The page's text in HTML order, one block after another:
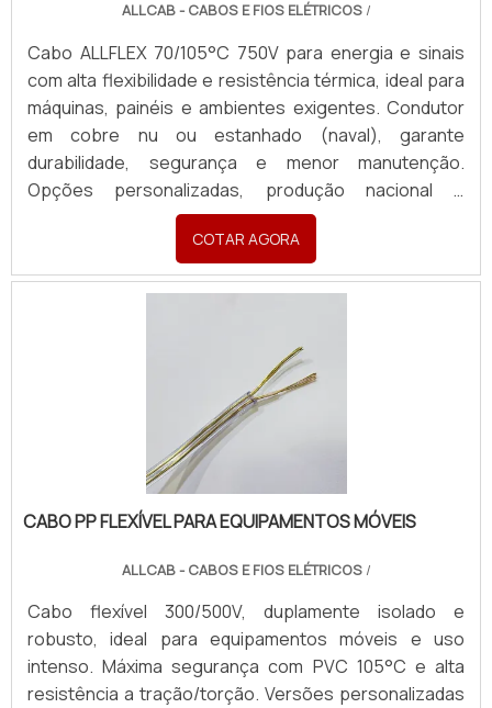
ALLCAB - CABOS E FIOS ELÉTRICOS/
Cabo ALLFLEX 70/105°C 750V para energia e sinais
com alta flexibilidade e resistência térmica, ideal para
máquinas, painéis e ambientes exigentes. Condutor
em cobre nu ou estanhado (naval), garante
durabilidade, segurança e menor manutenção.
Opções personalizadas, produção nacional e
assistência técnica especializada para sua indústria.
COTAR AGORA
CABO PP FLEXÍVEL PARA EQUIPAMENTOS MÓVEIS
ALLCAB - CABOS E FIOS ELÉTRICOS/
Cabo flexível 300/500V, duplamente isolado e
robusto, ideal para equipamentos móveis e uso
intenso. Máxima segurança com PVC 105°C e alta
resistência a tração/torção. Versões personalizadas